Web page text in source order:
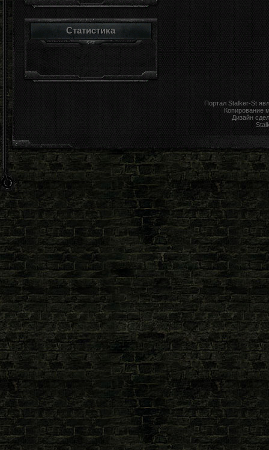
Статистика
Портал Stalker-St
Копирование
Дизайн